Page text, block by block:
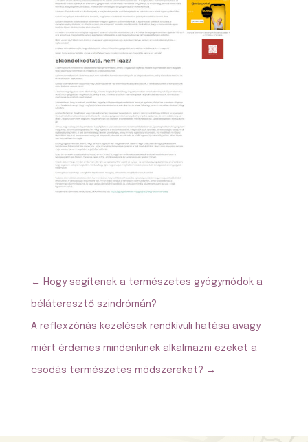
← Hogy segítenek a természetes gyógymódok a
béláteresztő szindrómán?
A reflexzónás kezelések rendkívüli hatása avagy
miért érdemes mindenkinek alkalmazni ezeket a
csodás természetes módszereket? →